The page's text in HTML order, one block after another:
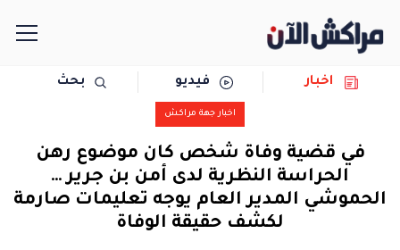
مجتمع
سياسة
اخبار فيديو بحث
اخبار جهة مراكش
في قضية وفاة شخص كان موضوع رهن
الحراسة النظرية لدى أمن بن جرير …
الحموشي المدير العام يوجه تعليمات صارمة
لكشف حقيقة الوفاة